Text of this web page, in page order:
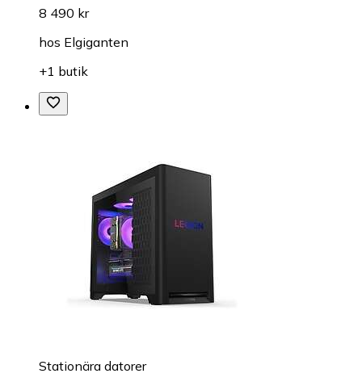
8 490 kr
hos Elgiganten
+1 butik
Stationära datorer